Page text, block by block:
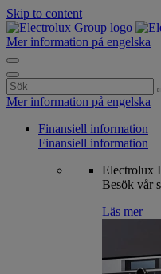
Skip to content
Mer information på engelska
Search
for:
Mer information på engelska
Finansiell information
Finansiell information
Electrolux
Besök vår
Läs mer